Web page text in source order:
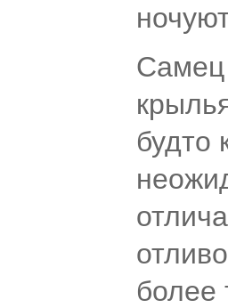
Самец
будто
более